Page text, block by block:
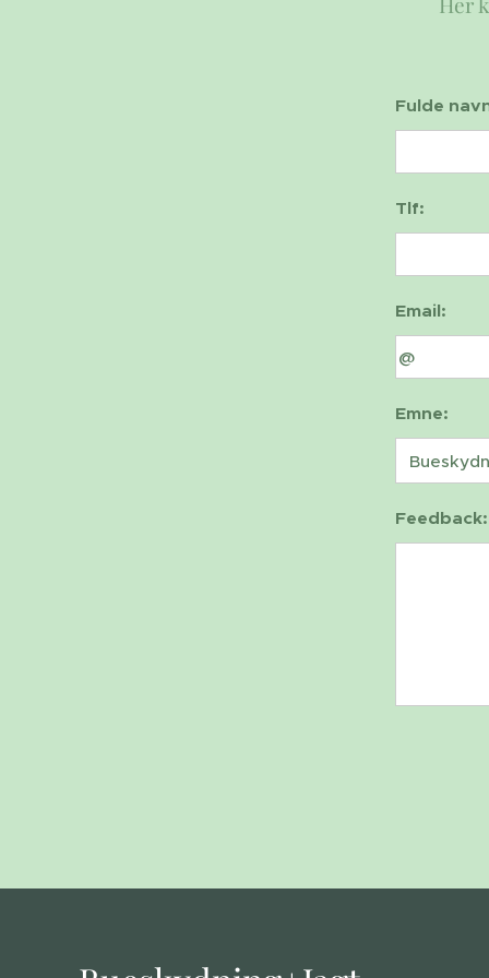
Fulde
Tlf:
Email:
Emne:
Feedback: